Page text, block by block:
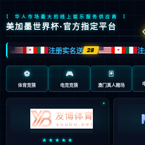
页面错误！请稍后再
V5.0.9 { 十年磨一剑-为API开发设计的高性